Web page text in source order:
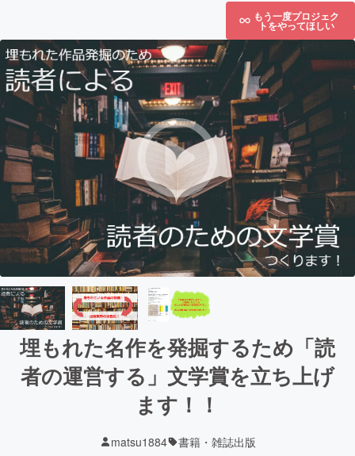
もう一度プロジェク
トをやってほしい
埋もれた名作を発掘するため「読
者の運営する」文学賞を立ち上げ
ます！！
matsu1884 書籍・雑誌出版